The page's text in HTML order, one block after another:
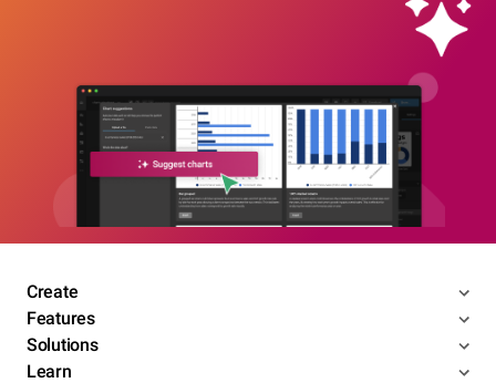
Create
Features
Solutions
Learn